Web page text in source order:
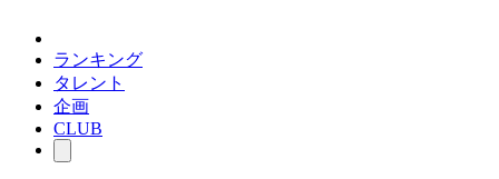
ランキング
タレント
企画
CLUB